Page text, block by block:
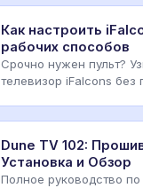
Как настроить
рабочих способов
Срочно нужен пульт?
телевизор iFalcons без
Dune TV 102:
Установка и Обзор
Полное руководство по